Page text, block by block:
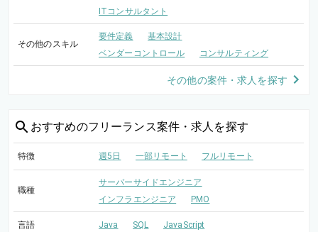
ITコンサルタント
その他のスキル
要件定義
基本設計
ベンダーコントロール
コンサルティング
その他の案件・求人を探す
おすすめのフリーランス案件・求人を探す
特徴 週5日 一部リモート フルリモート
職種
サーバーサイドエンジニア
インフラエンジニア
PMO
言語 Java SQL JavaScript